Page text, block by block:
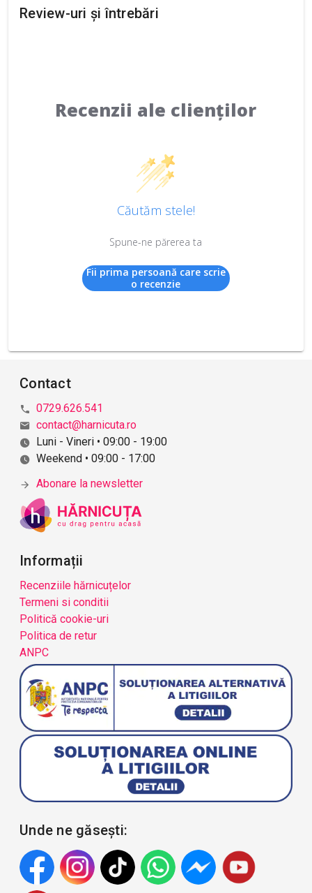
Review-uri și întrebări
Recenzii ale clienților
Căutăm stele!
Spune-ne părerea ta
Fii prima persoană care scrie
o recenzie
Contact
0729.626.541
contact@harnicuta.ro
Luni - Vineri • 09:00 - 19:00
Weekend • 09:00 - 17:00
Abonare la newsletter
Informații
Recenziile hărnicuțelor
Termeni si conditii
Politică cookie-uri
Politica de retur
ANPC
Unde ne găsești: